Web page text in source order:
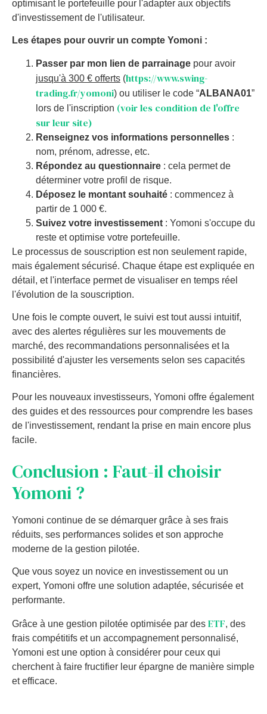
optimisant le portefeuille pour l'adapter aux objectifs
d'investissement de l'utilisateur.
Les étapes pour ouvrir un compte Yomoni :
Passer par mon lien de parrainage pour avoir
jusqu'à 300 € offerts (https://www.swing-
trading.fr/yomoni) ou utiliser le code “ALBANA01”
lors de l'inscription (voir les condition de l'offre
sur leur site)
Renseignez vos informations personnelles :
nom, prénom, adresse, etc.
Répondez au questionnaire : cela permet de
déterminer votre profil de risque.
Déposez le montant souhaité : commencez à
partir de 1 000 €.
Suivez votre investissement : Yomoni s'occupe du
reste et optimise votre portefeuille.
Le processus de souscription est non seulement rapide,
mais également sécurisé. Chaque étape est expliquée en
détail, et l'interface permet de visualiser en temps réel
l'évolution de la souscription.
Une fois le compte ouvert, le suivi est tout aussi intuitif,
avec des alertes régulières sur les mouvements de
marché, des recommandations personnalisées et la
possibilité d'ajuster les versements selon ses capacités
financières.
Pour les nouveaux investisseurs, Yomoni offre également
des guides et des ressources pour comprendre les bases
de l'investissement, rendant la prise en main encore plus
facile.
Conclusion : Faut-il choisir
Yomoni ?
Yomoni continue de se démarquer grâce à ses frais
réduits, ses performances solides et son approche
moderne de la gestion pilotée.
Que vous soyez un novice en investissement ou un
expert, Yomoni offre une solution adaptée, sécurisée et
performante.
Grâce à une gestion pilotée optimisée par des ETF, des
frais compétitifs et un accompagnement personnalisé,
Yomoni est une option à considérer pour ceux qui
cherchent à faire fructifier leur épargne de manière simple
et efficace.